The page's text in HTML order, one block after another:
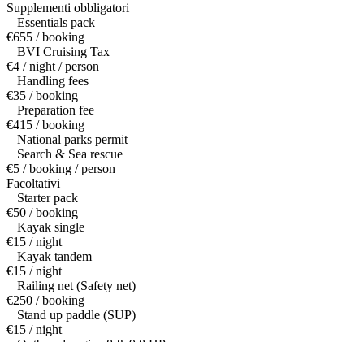
Supplementi obbligatori
Essentials pack
€655 / booking
BVI Cruising Tax
€4 / night / person
Handling fees
€35 / booking
Preparation fee
€415 / booking
National parks permit
Search & Sea rescue
€5 / booking / person
Facoltativi
Starter pack
€50 / booking
Kayak single
€15 / night
Kayak tandem
€15 / night
Railing net (Safety net)
€250 / booking
Stand up paddle (SUP)
€15 / night